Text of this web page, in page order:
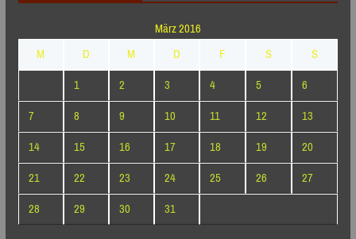
März 2016
M
D M D F S
S
1
2 3 4 5
6
7
8 9 10 11 12
13
14
15 16 17 18 19
20
21
22 23 24 25 26
27
28
29 30 31